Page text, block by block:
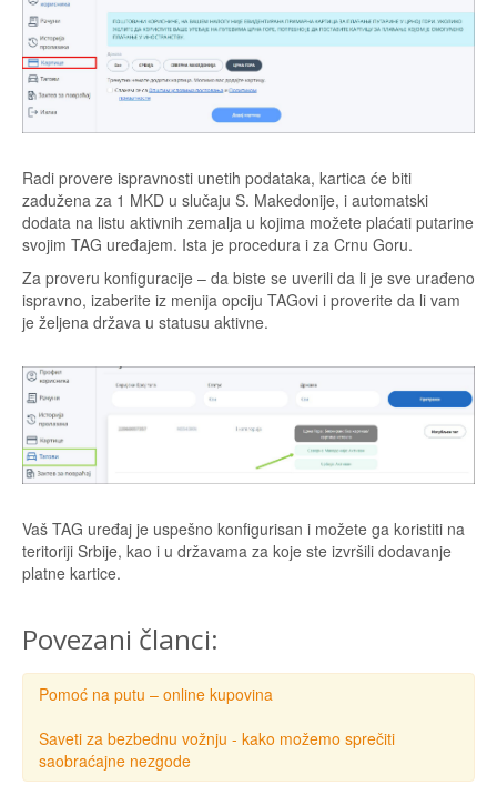
Radi provere ispravnosti unetih podataka, kartica će biti
zadužena za 1 MKD u slučaju S. Makedonije, i automatski
dodata na listu aktivnih zemalja u kojima možete plaćati putarine
svojim TAG uređajem. Ista je procedura i za Crnu Goru.
Za proveru konfiguracije – da biste se uverili da li je sve urađeno
ispravno, izaberite iz menija opciju TAGovi i proverite da li vam
je željena država u statusu aktivne.
Vaš TAG uređaj je uspešno konfigurisan i možete ga koristiti na
teritoriji Srbije, kao i u državama za koje ste izvršili dodavanje
platne kartice.
Povezani članci:
Pomoć na putu – online kupovina
Saveti za bezbednu vožnju - kako možemo sprečiti
saobraćajne nezgode